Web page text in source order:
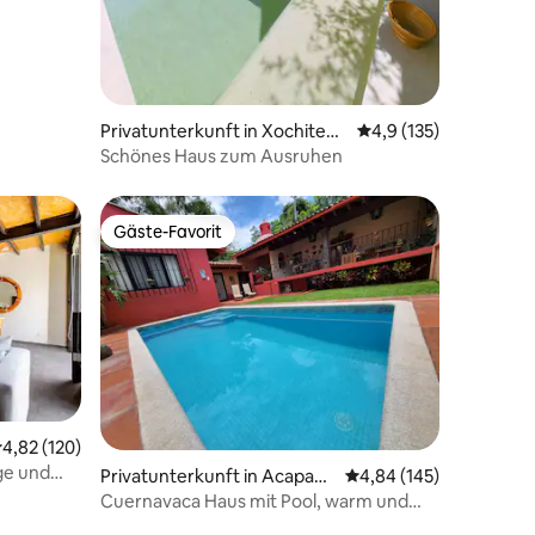
Privatunterkunft in Xochitepe
c
Durchschnittliche
4,9 (135)
Schönes Haus zum Ausruhen
Bewertungen
Bewertung: 4,82 von 5, 120 Bewertungen
4,82 (120)
und
Gäste-Favorit
Gäste-Favorit
Privatunterkunft in Acapant
zingo
Durchschnittliche
4,84 (145)
Cuernavaca Haus mit Pool, warm und